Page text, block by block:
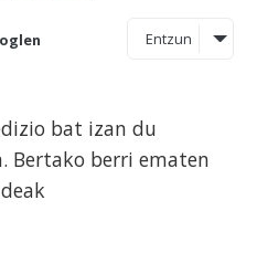
Entzun
bat izan du
Bertako berri ematen